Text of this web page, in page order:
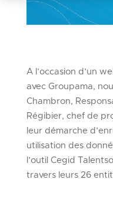
A l’occasion d’un
avec Groupama,
Chambron,
Régibier, chef de
leur démarche
utilisation des
l’outil Cegid
travers leurs 26